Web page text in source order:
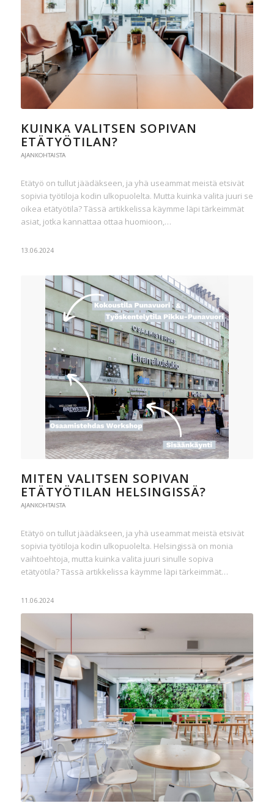
KUINKA VALITSEN SOPIVAN
ETÄTYÖTILAN?
AJANKOHTAISTA
Etätyö on tullut jäädäkseen, ja yhä useammat meistä etsivät
sopivia työtiloja kodin ulkopuolelta. Mutta kuinka valita juuri se
oikea etätyötila? Tässä artikkelissa käymme läpi tärkeimmät
asiat, jotka kannattaa ottaa huomioon,…
13.06.2024
MITEN VALITSEN SOPIVAN
ETÄTYÖTILAN HELSINGISSÄ?
AJANKOHTAISTA
Etätyö on tullut jäädäkseen, ja yhä useammat meistä etsivät
sopivia työtiloja kodin ulkopuolelta. Helsingissä on monia
vaihtoehtoja, mutta kuinka valita juuri sinulle sopiva
etätyötila? Tässä artikkelissa käymme läpi tärkeimmät…
11.06.2024